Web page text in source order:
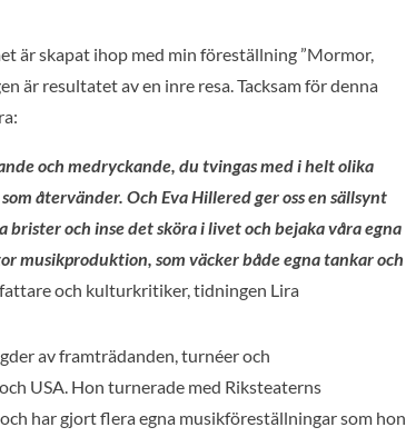
är skapat ihop med min föreställning ”Mormor,
är resultatet av en inre resa. Tacksam för denna
och medryckande, du tvingas med i helt olika
återvänder. Och Eva Hillered ger oss en sällsynt
och inse det sköra i livet och bejaka våra egna
musikproduktion, som väcker både egna tankar och
och kulturkritiker, tidningen Lira
av framträdanden, turnéer och
USA. Hon turnerade med Riksteaterns
har gjort flera egna musikföreställningar som hon